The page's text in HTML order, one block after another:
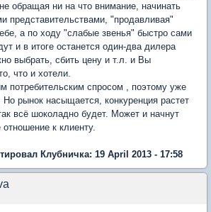
обращая ни на что внимание, начинать
представительствами, "продавливая"
а по ходу "слабые звенья" быстро сами
и в итоге останется один-два дилера
выбрать, сбить цену и т.л. и Вы
что и хотели.
потребительским спросом , поэтому уже
рынок насыщается, конкуренция растет
всё шоколадно будет. Может и начнут
к клиенту.
Клубничка: 19 April 2013 - 17:58